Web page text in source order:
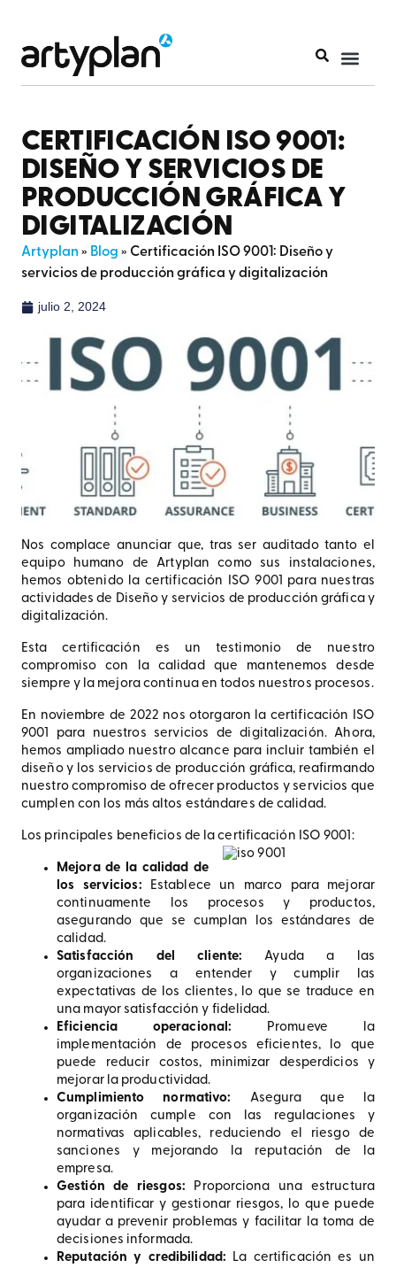
CERTIFICACIÓN ISO 9001:
DISEÑO Y SERVICIOS DE
PRODUCCIÓN GRÁFICA Y
DIGITALIZACIÓN
Artyplan» Blog » Certificación ISO 9001: Diseño y
servicios de producción gráfica y digitalización
julio 2, 2024
Nos complace anunciar que, tras ser auditado tanto el
equipo humano de Artyplan como sus instalaciones,
hemos obtenido la certificación ISO 9001 para nuestras
actividades de Diseño y servicios de producción gráfica y
digitalización.
Esta certificación es un testimonio de nuestro
compromiso con la calidad que mantenemos desde
siempre y la mejora continua en todos nuestros procesos.
En noviembre de 2022 nos otorgaron la certificación ISO
9001 para nuestros servicios de digitalización. Ahora,
hemos ampliado nuestro alcance para incluir también el
diseño y los servicios de producción gráfica, reafirmando
nuestro compromiso de ofrecer productos y servicios que
cumplen con los más altos estándares de calidad.
Los principales beneficios de la certificación ISO 9001:
Mejora de la calidad de
los servicios: Establece un marco para mejorar
continuamente los procesos y productos,
asegurando que se cumplan los estándares de
calidad.
Satisfacción del cliente: Ayuda a las
organizaciones a entender y cumplir las
expectativas de los clientes, lo que se traduce en
una mayor satisfacción y fidelidad.
Eficiencia operacional: Promueve la
implementación de procesos eficientes, lo que
puede reducir costos, minimizar desperdicios y
mejorar la productividad.
Cumplimiento normativo: Asegura que la
organización cumple con las regulaciones y
normativas aplicables, reduciendo el riesgo de
sanciones y mejorando la reputación de la
empresa.
Gestión de riesgos: Proporciona una estructura
para identificar y gestionar riesgos, lo que puede
ayudar a prevenir problemas y facilitar la toma de
decisiones informada.
Reputación y credibilidad: La certificación es un